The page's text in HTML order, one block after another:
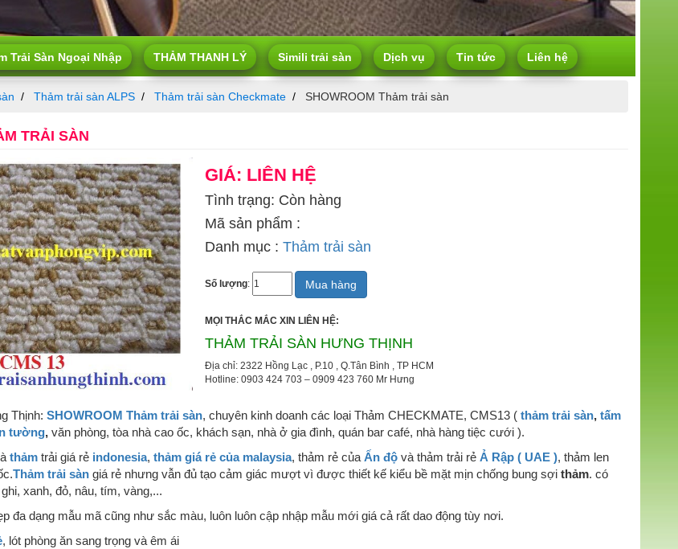
Trải Sàn Ngoại Nhập THẢM THANH LÝ Simili trải sàn Dịch vụ Tin tức Liên hệ
Thảm trải sàn ALPS Thảm trải sàn Checkmate SHOWROOM Thảm trải sàn
TRẢI SÀN
GIÁ: LIÊN HỆ
Tình trạng: Còn hàng
Mã sản phẩm :
Danh mục : Thảm trải sàn
Số lượng: Mua hàng
MỌI THẮC MẮC XIN LIÊN HỆ:
THẢM TRẢI SÀN HƯNG THỊNH
Địa chỉ: 2322 Hồng Lạc , P.10 , Q.Tân Bình , TP HCM
Hotline: 0903 424 703 – 0909 423 760 Mr Hưng
Thịnh: SHOWROOM Thảm trải sàn, chuyên kinh doanh các loại Thảm CHECKMATE, CMS13 ( thảm trải sàn, tấm
tường, văn phòng, tòa nhà cao ốc, khách sạn, nhà ở gia đình, quán bar café, nhà hàng tiệc cưới ).
thảm trải giá rẻ indonesia, thảm giá rẻ của malaysia, thảm rẻ của Ấn độ và thảm trải rẻ Ả Rập ( UAE ), thảm len
Thảm trải sàn giá rẻ nhưng vẫn đủ tạo cảm giác mượt vì được thiết kế kiểu bề mặt mịn chống bung sợi thảm. có
xanh, đỏ, nâu, tím, vàng,...
đa dạng mẫu mã cũng như sắc màu, luôn luôn cập nhập mẫu mới giá cả rất dao động tùy nơi.
, lót phòng ăn sang trọng và êm ái